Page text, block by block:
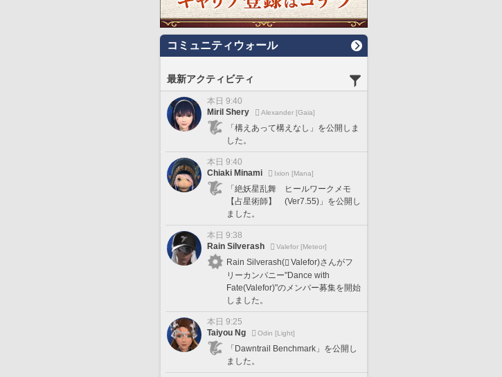
コミュニティウォール
最新アクティビティ
本日 9:40
Miril Shery
Alexander [Gaia]
「構えあって構えなし」を公開しま
した。
本日 9:40
Chiaki Minami
Ixion [Mana]
「絶妖星乱舞 ヒールワークメモ
【占星術師】 (Ver7.55)」を公開し
ました。
本日 9:38
Rain Silverash
Valefor [Meteor]
Rain Silverash(
Valefor)さんがフ
リーカンパニー"Dance with
Fate(Valefor)"のメンバー募集を開始
しました。
本日 9:25
Taiyou Ng
Odin [Light]
「Dawntrail Benchmark」を公開し
ました。